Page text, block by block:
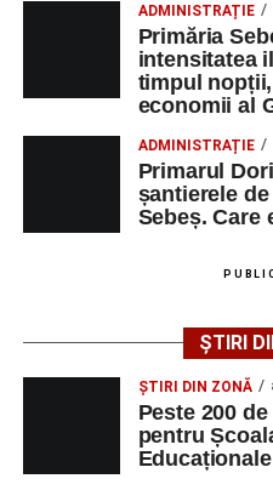
denumirea posturilor
contact ale angajatorilor,
adrese de e-mail, pentru
poată solicita detalii
programul de lucru și
Mai jos puteți consulta
muncă disponibile în
AGENT OCUPAŢIA
Technology Srl
OPERATOR
MASINI-
ADMINISTRAȚIE
Primăria
intensitatea
timpul
economii al
ADMINISTRAȚIE
Primarul
șantierele
Sebeș. Care
ȘTIRI
ȘTIRI DIN ZONĂ
Peste 200
pentru